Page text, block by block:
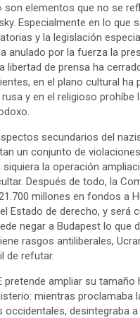
son elementos que no se
Especialmente en lo que
y la legislación
anulado por la fuerza la
libertad de prensa ha
en el plano cultural ha
rusa y en el religioso prohíbe
secundarios del
un conjunto de
siquiera la operación
Después de todo, la
millones en fondos a
Estado de derecho, y será
negar a Budapest lo que
rasgos antiliberales,
de refutar.
pretende ampliar su tamaño
mientras proclamaba
occidentales, desintegraba